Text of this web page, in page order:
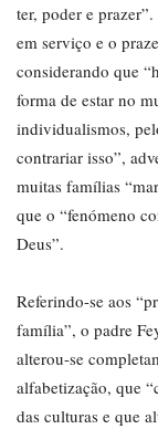
ter, poder e
em serviço e o
considerando que
forma de estar no
individualismos,
contrariar isso”,
muitas famílias
que o “fenómeno
Deus”.
Referindo-se aos
família”, o padre
alterou-se
alfabetização, que
das culturas e que